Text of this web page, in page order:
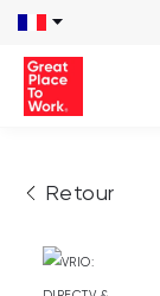
Retour